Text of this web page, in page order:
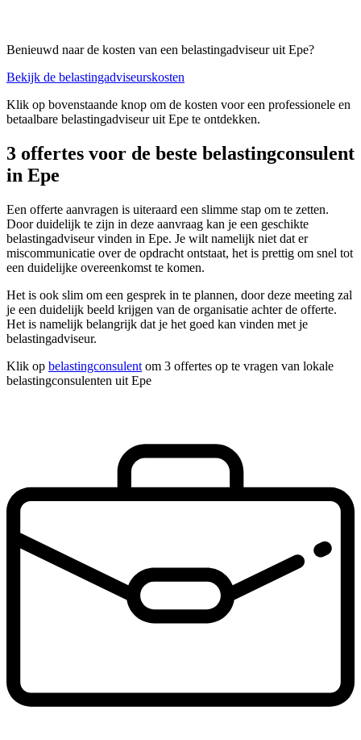
Benieuwd naar de kosten van een belastingadviseur uit Epe?
Bekijk de belastingadviseurskosten
Klik op bovenstaande knop om de kosten voor een professionele en
betaalbare belastingadviseur uit Epe te ontdekken.
3 offertes voor de beste belastingconsulent
in Epe
Een offerte aanvragen is uiteraard een slimme stap om te zetten.
Door duidelijk te zijn in deze aanvraag kan je een geschikte
belastingadviseur vinden in Epe. Je wilt namelijk niet dat er
miscommunicatie over de opdracht ontstaat, het is prettig om snel tot
een duidelijke overeenkomst te komen.
Het is ook slim om een gesprek in te plannen, door deze meeting zal
je een duidelijk beeld krijgen van de organisatie achter de offerte.
Het is namelijk belangrijk dat je het goed kan vinden met je
belastingadviseur.
Klik op belastingconsulent om 3 offertes op te vragen van lokale
belastingconsulenten uit Epe